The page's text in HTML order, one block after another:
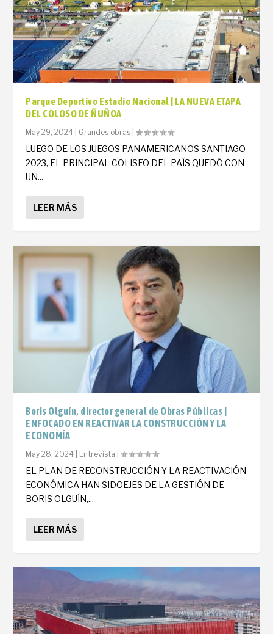
Parque Deportivo Estadio Nacional | LA NUEVA ETAPA
DEL COLOSO DE ÑUÑOA
May 29, 2024 Grandes obras |
LUEGO DE LOS JUEGOS PANAMERICANOS SANTIAGO
2023, EL PRINCIPAL COLISEO DEL PAÍS QUEDÓ CON
UN...
LEER MÁS
Boris Olguín, director general de Obras Públicas |
ENFOCADO EN REACTIVAR LA CONSTRUCCIÓN Y LA
ECONOMÍA
May 28, 2024 Entrevista |
EL PLAN DE RECONSTRUCCIÓN Y LA REACTIVACIÓN
ECONÓMICA HAN SIDOEJES DE LA GESTIÓN DE
BORIS OLGUÍN,...
LEER MÁS